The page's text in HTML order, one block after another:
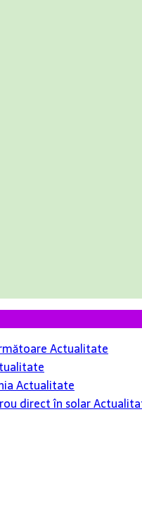
Actualitate
Actualitate
direct în solar